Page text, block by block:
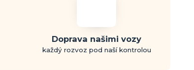
Doprava našimi vozy
každý rozvoz pod naší kontrolou